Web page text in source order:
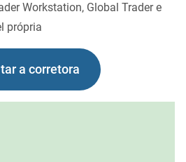
Workstation, Global Trader e
própria
a corretora